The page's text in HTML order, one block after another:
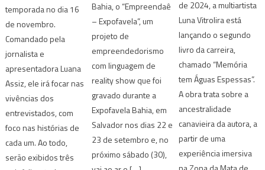
temporada no dia 16
de novembro.
Comandado pela
jornalista e
apresentadora Luana
Assiz, ele irá focar nas
vivências dos
entrevistados, com
foco nas histórias de
cada um. Ao todo,
serão exibidos três
Bahia, o “Empreendaê
– Expofavela”, um
projeto de
empreendedorismo
com linguagem de
reality show que foi
gravado durante a
Expofavela Bahia, em
Salvador nos dias 22 e
23 de setembro e, no
próximo sábado (30),
de 2024, a multiartista
Luna Vitrolira está
lançando o segundo
livro da carreira,
chamado “Memória
tem Águas Espessas”.
A obra trata sobre a
ancestralidade
canavieira da autora, a
partir de uma
experiência imersiva